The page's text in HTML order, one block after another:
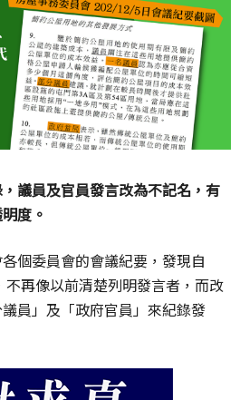
議員及官員發言改為不記名，有
度。
個委員會的會議紀要，發現自
再像以前清楚列明發言者，而改
員」及「政府官員」來紀錄發